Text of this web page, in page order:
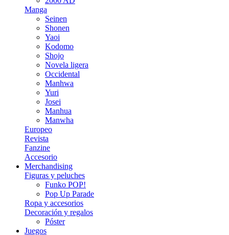
Manga
Seinen
Shonen
Yaoi
Kodomo
Shojo
Novela ligera
Occidental
Manhwa
Yuri
Josei
Manhua
Manwha
Europeo
Revista
Fanzine
Accesorio
Merchandising
Figuras y peluches
Funko POP!
Pop Up Parade
Ropa y accesorios
Decoración y regalos
Póster
Juegos